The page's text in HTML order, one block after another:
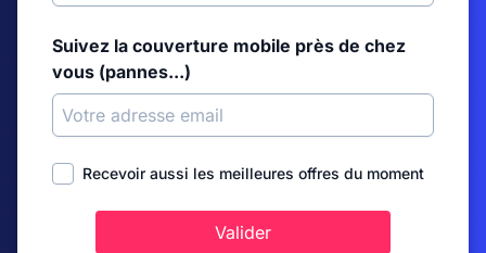
Suivez la couverture mobile près de chez
vous (pannes...)
Recevoir aussi les meilleures offres du moment
Valider